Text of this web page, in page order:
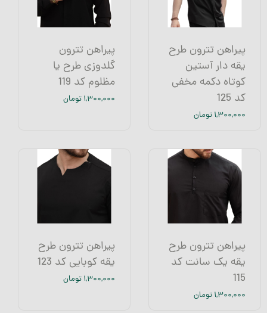
پیراهن تترون طرح
یقه دار آستین
کوتاه دکمه مخفی
کد 125
۱,۳۰۰,۰۰۰ تومان
پیراهن تترون
گلدوزی طرح یا
مظلوم کد 119
۱,۳۰۰,۰۰۰ تومان
پیراهن تترون طرح
یقه یک سانت کد
115
۱,۳۰۰,۰۰۰ تومان
پیراهن تترون طرح
یقه کوبایی کد 123
۱,۳۰۰,۰۰۰ تومان